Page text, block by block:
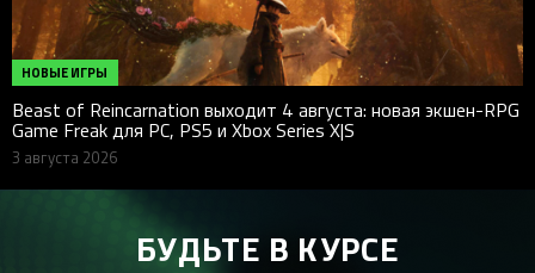
НОВЫЕ ИГРЫ
Beast of Reincarnation выходит 4 августа: новая экшен-RPG
Game Freak для PC, PS5 и Xbox Series X|S
3 августа 2026
БУДЬТЕ В КУРСЕ